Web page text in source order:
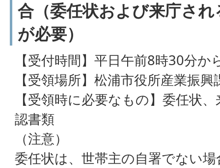
合（委任状および来庁さ
が必要）
【受付時間】平日午前8時30分
【受領場所】松浦市役所産業振
【受領時に必要なもの】委任状
認書類
（注意）
委任状は、世帯主の自署でない